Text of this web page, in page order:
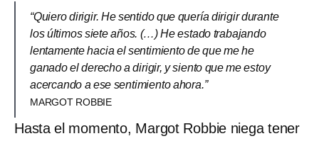
“Quiero dirigir. He sentido que quería dirigir durante
los últimos siete años. (…) He estado trabajando
lentamente hacia el sentimiento de que me he
ganado el derecho a dirigir, y siento que me estoy
acercando a ese sentimiento ahora.”
MARGOT ROBBIE
Hasta el momento, Margot Robbie niega tener